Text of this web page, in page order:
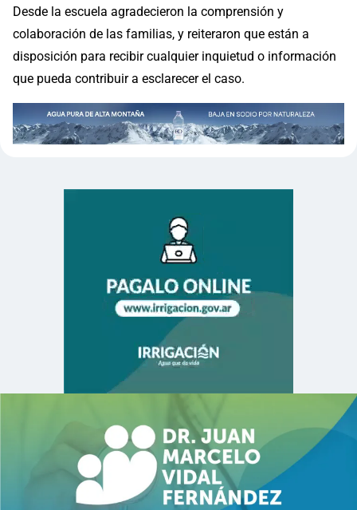
Desde la escuela agradecieron la comprensión y
colaboración de las familias, y reiteraron que están a
disposición para recibir cualquier inquietud o información
que pueda contribuir a esclarecer el caso.